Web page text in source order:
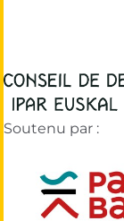
Soutenu par :